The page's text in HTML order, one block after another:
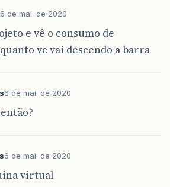
6 de mai. de 2020
e vê o consumo de
vc vai descendo a barra
6 de mai. de 2020
6 de mai. de 2020
virtual